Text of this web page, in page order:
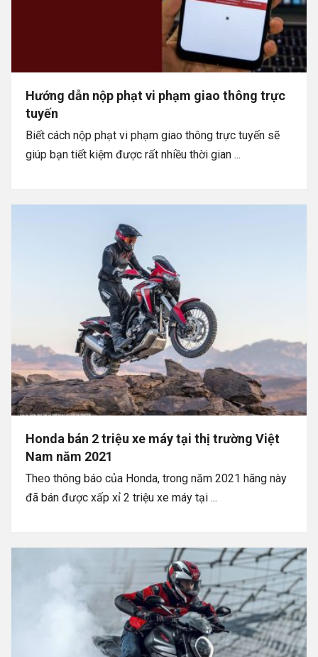
Hướng dẫn nộp phạt vi phạm giao thông trực
tuyến
Biết cách nộp phạt vi phạm giao thông trực tuyến sẽ
giúp bạn tiết kiệm được rất nhiều thời gian ...
Honda bán 2 triệu xe máy tại thị trường Việt
Nam năm 2021
Theo thông báo của Honda, trong năm 2021 hãng này
đã bán được xấp xỉ 2 triệu xe máy tại ...